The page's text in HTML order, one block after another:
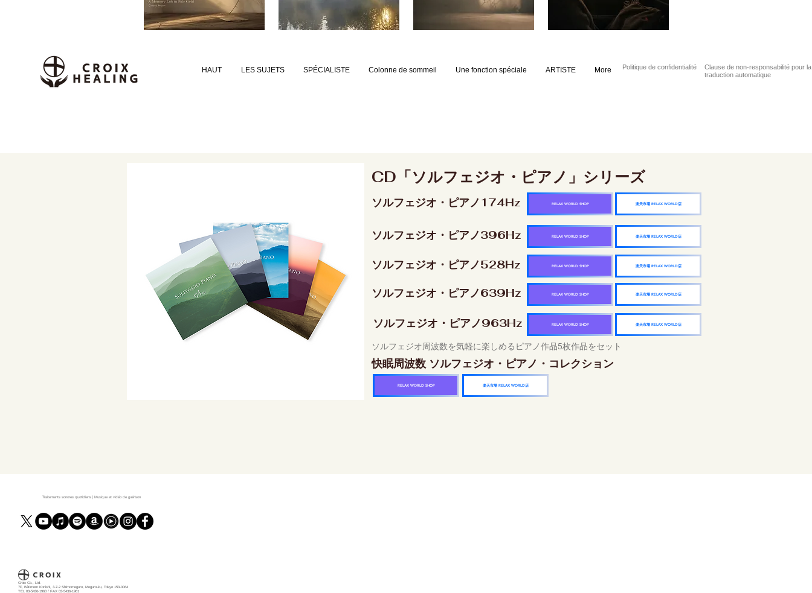
HAUT LES SUJETS SPÉCIALISTE Colonne de sommeil Une fonction spéciale ARTISTE More Politique de confidentialité
Clause de non-responsabilité pour la
traduction automatique
CD「ソルフェジオ・ピアノ」シリーズ
ソルフェジオ・ピアノ174Hz 楽天市場 RELAX WORLD店
RELAX WORLD SHOP
ソルフェジオ・ピアノ396Hz 楽天市場 RELAX WORLD店
RELAX WORLD SHOP
ソルフェジオ・ピアノ528Hz 楽天市場 RELAX WORLD店
RELAX WORLD SHOP
ソルフェジオ・ピアノ639Hz 楽天市場 RELAX WORLD店
RELAX WORLD SHOP
ソルフェジオ・ピアノ963Hz 楽天市場 RELAX WORLD店
RELAX WORLD SHOP
ソルフェジオ周波数を気軽に楽しめるピアノ作品5枚作品をセット
快眠周波数 ソルフェジオ・ピアノ・コレクション
RELAX WORLD SHOP 楽天市場 RELAX WORLD店
Traitements sonores quotidiens | Musique et vidéo de guérison
Croix Co., Ltd.
7F, Bâtiment Konishi, 3-7-2 Shimomeguro, Meguro-ku, Tokyo 153-0064
TEL 03-5436-1960 / FAX 03-5436-1961